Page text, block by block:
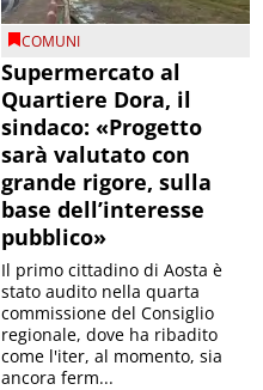
COMUNI
Supermercato al
Quartiere Dora, il
sindaco: «Progetto
sarà valutato con
grande rigore, sulla
base dell’interesse
pubblico»
Il primo cittadino di Aosta è
stato audito nella quarta
commissione del Consiglio
regionale, dove ha ribadito
come l'iter, al momento, sia
ancora ferm...